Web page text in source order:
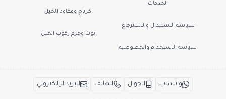
الخدمات
سياسة الاستبدال والاسترجاع
سياسة الاستخدام والخصوصية
كرباج ومقاود الخيل
بوت وجزم ركوب الخيل
واتساب الجوال الهاتف البريد الإلكتروني